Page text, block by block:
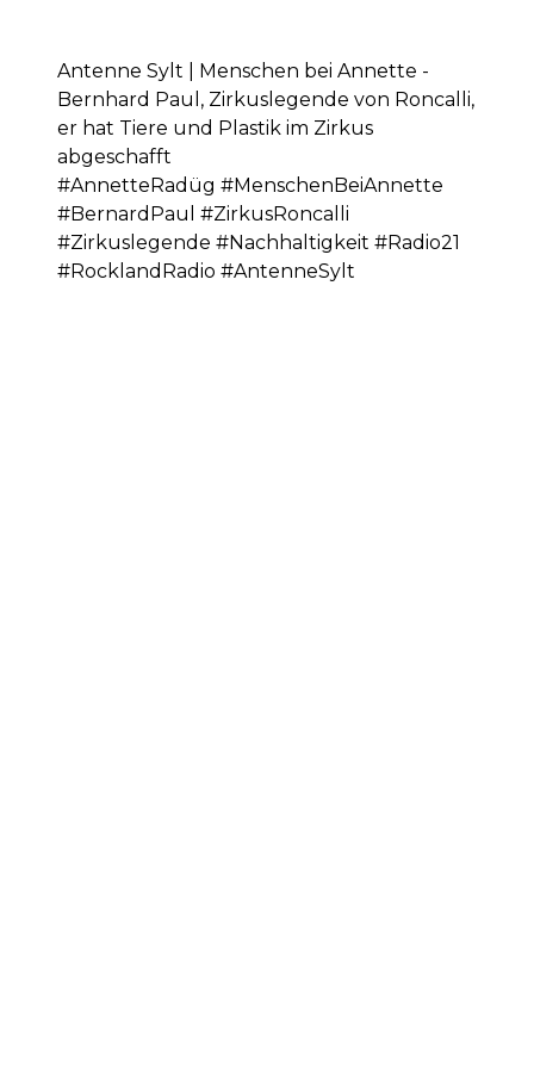
Antenne Sylt | Menschen bei Annette -
Bernhard Paul, Zirkuslegende von Roncalli,
er hat Tiere und Plastik im Zirkus
abgeschafft
#AnnetteRadüg #MenschenBeiAnnette
#BernardPaul #ZirkusRoncalli
#Zirkuslegende #Nachhaltigkeit #Radio21
#RocklandRadio #AntenneSylt